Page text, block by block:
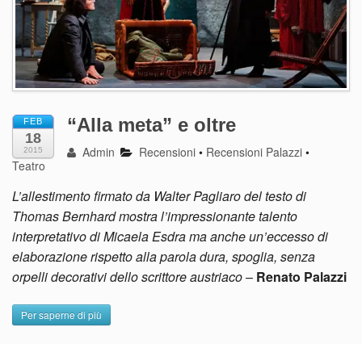
FEB
18
2015
“Alla meta” e oltre
Admin Recensioni • Recensioni Palazzi •
Teatro
L’allestimento firmato da Walter Pagliaro del testo di
Thomas Bernhard mostra l’impressionante talento
interpretativo di Micaela Esdra ma anche un’eccesso di
elaborazione rispetto alla parola dura, spoglia, senza
orpelli decorativi dello scrittore austriaco– Renato Palazzi
Per saperne di più